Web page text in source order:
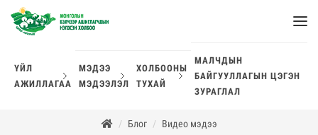
ҮЙЛ
АЖИЛЛАГАА
МЭДЭЭ
МЭДЭЭЛЭЛ
ХОЛБООНЫ
ТУХАЙ
МАЛЧДЫН
БАЙГУУЛЛАГЫН ЦЭГЭН
ЗУРАГЛАЛ
Блог Видео мэдээ